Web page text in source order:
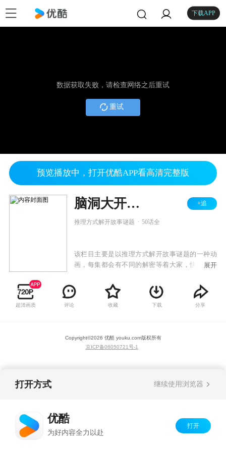
下载APP
数据获取失败，请检查网络之后重试
重试
预览播放中，打开优酷APP看高清完整版
脑洞大开推理谜题 +追
推理方式解开故事谜题 50话全
该栏目主要是以推理方式解开故事谜题的一种动
画，每集都会有不同的解密等着大家，快来看看
展开
超清画质 评论 收藏 下载 分享
Copyright©2026 优酷 youku.com版权所有
京ICP备06050721号-1
打开方式 继续使用浏览器
优酷
为好内容全力以赴
打开